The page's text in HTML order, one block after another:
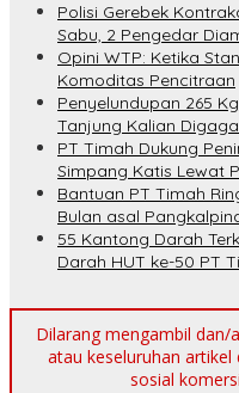
Polisi Gerebek
Sabu, 2 Pengedar
Opini WTP: Ketika
Komoditas Pencitraan
Penyelundupan 265
Tanjung Kalian
PT Timah Dukung
Simpang Katis Lewat
Bantuan PT Timah
Bulan asal
55 Kantong Darah
Darah HUT ke-50 PT
Dilarang mengambil dan/
atau keseluruhan
sosial